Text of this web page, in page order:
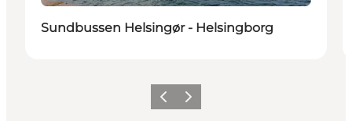
Sundbussen Helsingør - Helsingborg
ForrigeNæste